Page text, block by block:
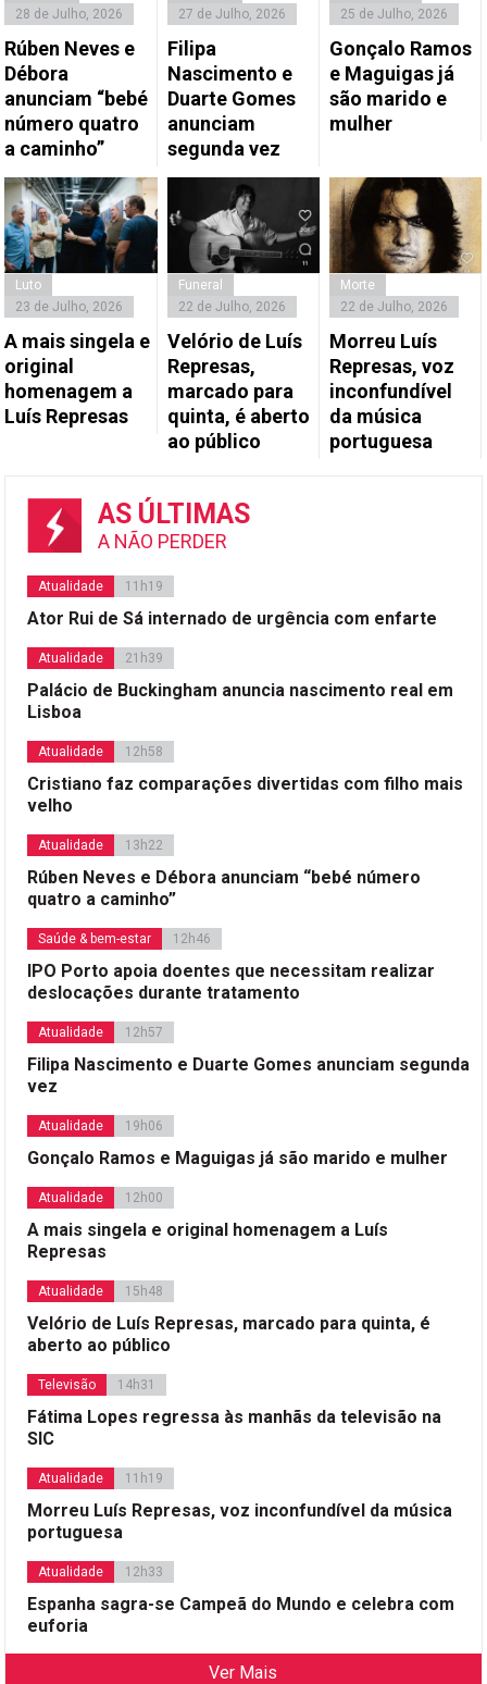
28 de Julho, 2026
Rúben Neves e
Débora
anunciam “bebé
número quatro
a caminho”
27 de Julho, 2026
Filipa
Nascimento e
Duarte Gomes
anunciam
segunda vez
25 de Julho, 2026
Gonçalo Ramos
e Maguigas já
são marido e
mulher
Luto
23 de Julho, 2026
A mais singela e
original
homenagem a
Luís Represas
Funeral
22 de Julho, 2026
Velório de Luís
Represas,
marcado para
quinta, é aberto
ao público
Morte
22 de Julho, 2026
Morreu Luís
Represas, voz
inconfundível
da música
portuguesa
AS ÚLTIMAS
A NÃO PERDER
Atualidade 11h19
Ator Rui de Sá internado de urgência com enfarte
Atualidade 21h39
Palácio de Buckingham anuncia nascimento real em
Lisboa
Atualidade 12h58
Cristiano faz comparações divertidas com filho mais
velho
Atualidade 13h22
Rúben Neves e Débora anunciam “bebé número
quatro a caminho”
Saúde & bem-estar 12h46
IPO Porto apoia doentes que necessitam realizar
deslocações durante tratamento
Atualidade 12h57
Filipa Nascimento e Duarte Gomes anunciam segunda
vez
Atualidade 19h06
Gonçalo Ramos e Maguigas já são marido e mulher
Atualidade 12h00
A mais singela e original homenagem a Luís
Represas
Atualidade 15h48
Velório de Luís Represas, marcado para quinta, é
aberto ao público
Televisão 14h31
Fátima Lopes regressa às manhãs da televisão na
SIC
Atualidade 11h19
Morreu Luís Represas, voz inconfundível da música
portuguesa
Atualidade 12h33
Espanha sagra-se Campeã do Mundo e celebra com
euforia
Ver Mais